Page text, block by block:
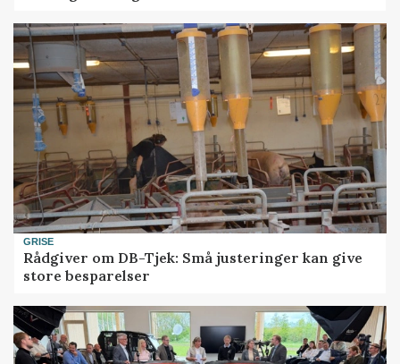
GRISE
Rådgiver om DB-Tjek: Små justeringer kan give
store besparelser